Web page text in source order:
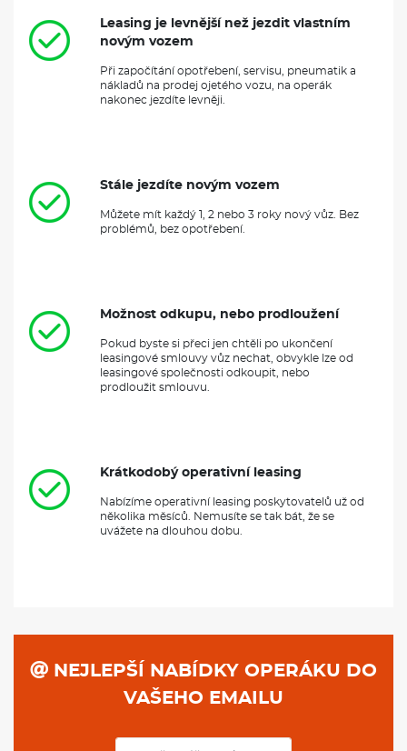
Leasing je levnější než jezdit vlastním
novým vozem
Při započítání opotřebení, servisu, pneumatik a
nákladů na prodej ojetého vozu, na operák
nakonec jezdíte levněji.
Stále jezdíte novým vozem
Můžete mít každý 1, 2 nebo 3 roky nový vůz. Bez
problémů, bez opotřebení.
Možnost odkupu, nebo prodloužení
Pokud byste si přeci jen chtěli po ukončení
leasingové smlouvy vůz nechat, obvykle lze od
leasingové společnosti odkoupit, nebo
prodloužit smlouvu.
Krátkodobý operativní leasing
Nabízíme operativní leasing poskytovatelů už od
několika měsíců. Nemusíte se tak bát, že se
uvážete na dlouhou dobu.
NEJLEPŠÍ NABÍDKY OPERÁKU DO
VAŠEHO EMAILU